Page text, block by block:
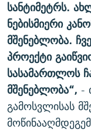
სანტიმეტრს.
ნებისმიერი
მშენებლობა.
პროექტი
სასამართლოს
მშენებლობა“, -
გამოსვლისას